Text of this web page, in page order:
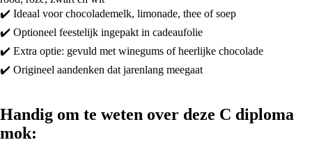
✔️ Ideaal voor chocolademelk, limonade, thee of soep
✔️ Optioneel feestelijk ingepakt in cadeaufolie
✔️ Extra optie: gevuld met winegums of heerlijke chocolade
✔️ Origineel aandenken dat jarenlang meegaat
Handig om te weten over deze C diploma
mok: